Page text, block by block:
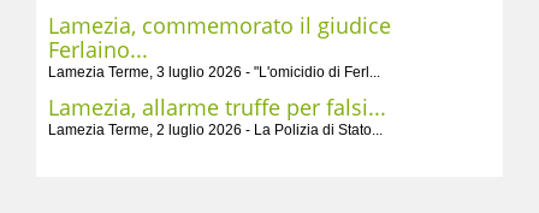
Lamezia, commemorato il giudice
Ferlaino...
Lamezia Terme, 3 luglio 2026 - "L'omicidio di Ferl...
Lamezia, allarme truffe per falsi...
Lamezia Terme, 2 luglio 2026 - La Polizia di Stato...